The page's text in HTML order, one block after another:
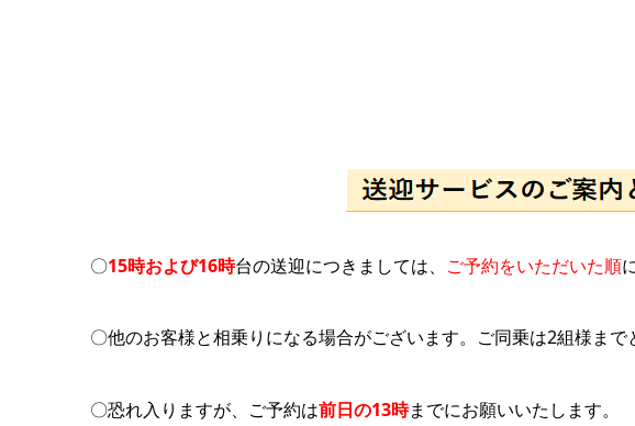
〇15時および16時台の送迎につきましては、 ご予約をいただいた順
〇他のお客様と相乗りになる場合がございます。ご同乗は2組様まで
〇恐れ入りますが、ご予約は前日の13時までにお願いいたします。